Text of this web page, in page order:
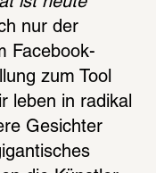
nur der
Facebook-
zum Tool
leben in radikal
Gesichter